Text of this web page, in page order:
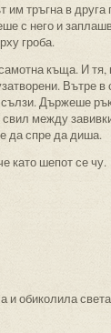
им тръгна в
с него и
гроба.
къща. И
Вътре
Държеше
между
да спре да диша.
като шепот се чу.
и обиколила